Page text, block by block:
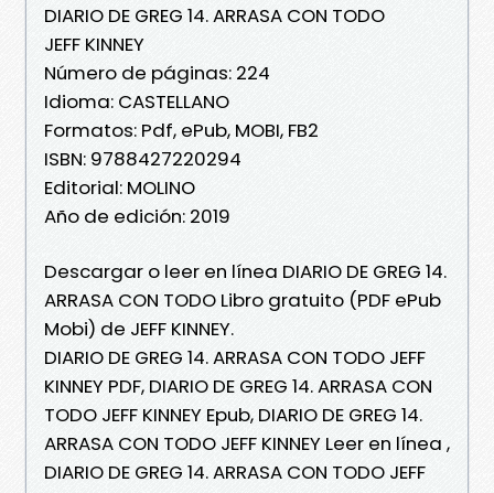
DIARIO DE GREG 14. ARRASA CON TODO
JEFF KINNEY
Número de páginas: 224
Idioma: CASTELLANO
Formatos: Pdf, ePub, MOBI, FB2
ISBN: 9788427220294
Editorial: MOLINO
Año de edición: 2019
Descargar o leer en línea DIARIO DE GREG 14.
ARRASA CON TODO Libro gratuito (PDF ePub
Mobi) de JEFF KINNEY.
DIARIO DE GREG 14. ARRASA CON TODO JEFF
KINNEY PDF, DIARIO DE GREG 14. ARRASA CON
TODO JEFF KINNEY Epub, DIARIO DE GREG 14.
ARRASA CON TODO JEFF KINNEY Leer en línea ,
DIARIO DE GREG 14. ARRASA CON TODO JEFF